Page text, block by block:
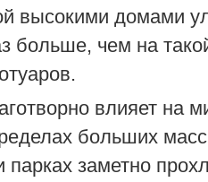
высокими домами
больше, чем на
влияет на
больших
парках заметно